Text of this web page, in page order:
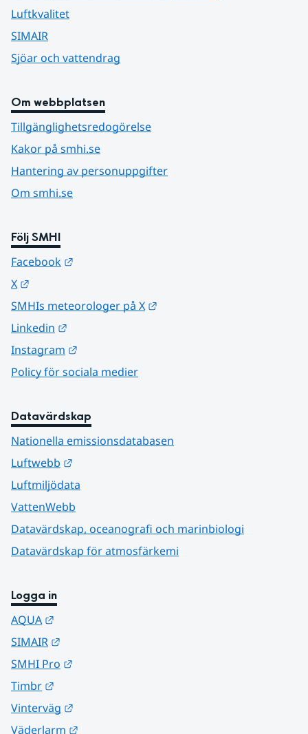
Luftkvalitet
SIMAIR
Sjöar och vattendrag
Om webbplatsen
Tillgänglighetsredogörelse
Kakor på smhi.se
Hantering av personuppgifter
Om smhi.se
Följ SMHI
Facebook
X
SMHIs meteorologer på X
Linkedin
Instagram
Policy för sociala medier
Datavärdskap
Nationella emissionsdatabasen
Luftwebb
Luftmiljödata
VattenWebb
Datavärdskap, oceanografi och marinbiologi
Datavärdskap för atmosfärkemi
Logga in
AQUA
SIMAIR
SMHI Pro
Timbr
Vinterväg
Väderlarm